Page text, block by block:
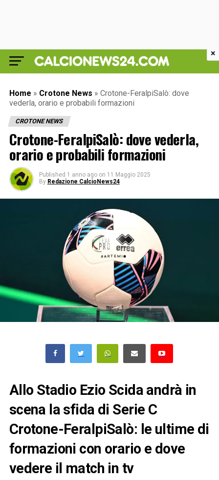
Home » Crotone News » Crotone-FeralpiSalò: dove
vederla, orario e probabili formazioni
CROTONE NEWS
Crotone-FeralpiSalò: dove vederla,
orario e probabili formazioni
Published 1 anno ago on 11 Maggio 2025
By Redazione CalcioNews24
Allo Stadio Ezio Scida andrà in
scena la sfida di Serie C
Crotone-FeralpiSalò: le ultime di
formazioni con orario e dove
vedere il match in tv
×